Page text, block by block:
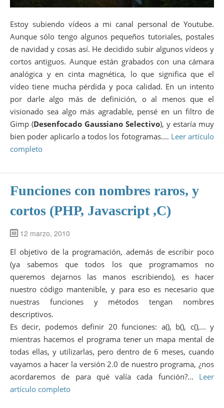
Estoy subiendo vídeos a mi canal personal de Youtube.
Aunque sólo tengo algunos pequeños tutoriales, postales
de navidad y cosas así. He decidido subir algunos vídeos y
cortos antiguos. Aunque están grabados con una cámara
analógica y en cinta magnética, lo que significa que el
vídeo tiene mucha pérdida y poca calidad. En un intento
por darle algo más de definición, o al menos que el
visionado sea algo más agradable, pensé en un filtro de
Gimp (Desenfocado Gaussiano Selectivo), y estaría muy
bien poder aplicarlo a todos los fotogramas.… Leer artículo
completo
Funciones con nombres raros, y
cortos (PHP, Javascript ,C)
12 marzo, 2010
El objetivo de la programación, además de escribir poco
(ya sabemos que todos los que programamos no
queremos dejarnos las manos escribiendo), es hacer
nuestro código mantenible, y para eso es necesario que
nuestras funciones y métodos tengan nombres
descriptivos.
Es decir, podemos definir 20 funciones: a(), b(), c(),… y
mientras hacemos el programa tener un mapa mental de
todas ellas, y utilizarlas, pero dentro de 6 meses, cuando
vayamos a hacer la versión 2.0 de nuestro programa, ¿nos
acordaremos de para qué valía cada función?… Leer
artículo completo